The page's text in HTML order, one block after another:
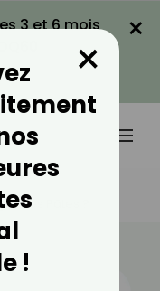
3 et 6 mois
×
Des Pâtes ?
!
×